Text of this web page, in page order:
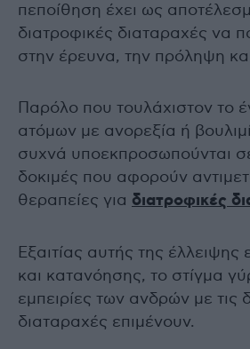
πεποίθηση έχει ως
διατροφικές διαταραχές να
στην έρευνα, την πρόληψη
Παρόλο που τουλάχιστον το
ατόμων με ανορεξία ή
συχνά υποεκπροσωπούνται
δοκιμές που αφορούν
θεραπείες για διατροφικές
Εξαιτίας αυτής της
και κατανόησης, το στίγμα
εμπειρίες των ανδρών με τις
διαταραχές επιμένουν.